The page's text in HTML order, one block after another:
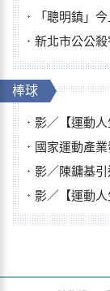
「聰明鎮」
新北市公公殺
棒球
影／【運動人生】
國家運動產
影／陳鏞基
影／【運動人生】